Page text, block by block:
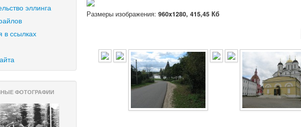
эллинга
в ссылках
ФОТОГРАФИИ
Размеры изображения: 960x1280, 415,45 Кб